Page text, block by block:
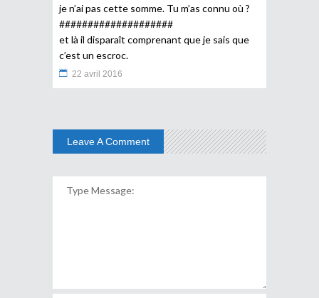
je n’ai pas cette somme. Tu m’as connu où ?
####################
et là il disparaît comprenant que je sais que
c’est un escroc.
22 avril 2016
Leave A Comment